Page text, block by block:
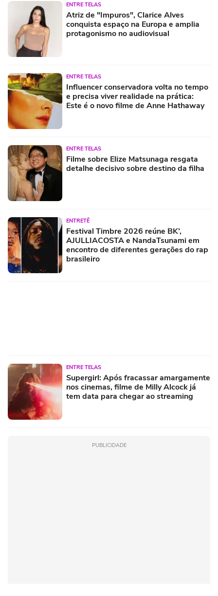
ENTRE TELAS
Atriz de "Impuros", Clarice Alves
conquista espaço na Europa e amplia
protagonismo no audiovisual
ENTRE TELAS
Influencer conservadora volta no tempo
e precisa viver realidade na prática:
Este é o novo filme de Anne Hathaway
ENTRE TELAS
Filme sobre Elize Matsunaga resgata
detalhe decisivo sobre destino da filha
ENTRETÊ
Festival Timbre 2026 reúne BK’,
AJULLIACOSTA e NandaTsunami em
encontro de diferentes gerações do rap
brasileiro
ENTRE TELAS
Supergirl: Após fracassar amargamente
nos cinemas, filme de Milly Alcock já
tem data para chegar ao streaming
PUBLICIDADE